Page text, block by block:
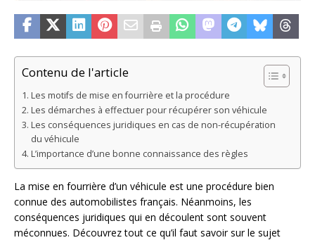
Contenu de l'article
Les motifs de mise en fourrière et la procédure
Les démarches à effectuer pour récupérer son véhicule
Les conséquences juridiques en cas de non-récupération
du véhicule
L’importance d’une bonne connaissance des règles
La mise en fourrière d’un véhicule est une procédure bien
connue des automobilistes français. Néanmoins, les
conséquences juridiques qui en découlent sont souvent
méconnues. Découvrez tout ce qu’il faut savoir sur le sujet